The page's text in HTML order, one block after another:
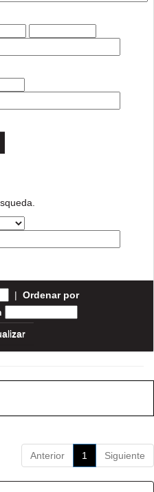
| Ordenar por
Anterior 1 Siguiente